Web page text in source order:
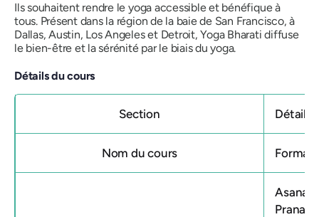
Ils souhaitent rendre le yoga accessible et bénéfique à
tous. Présent dans la région de la baie de San Francisco, à
Dallas, Austin, Los Angeles et Detroit, Yoga Bharati diffuse
le bien-être et la sérénité par le biais du yoga.
Détails du cours
Section Détails
Nom du cours
Asanas